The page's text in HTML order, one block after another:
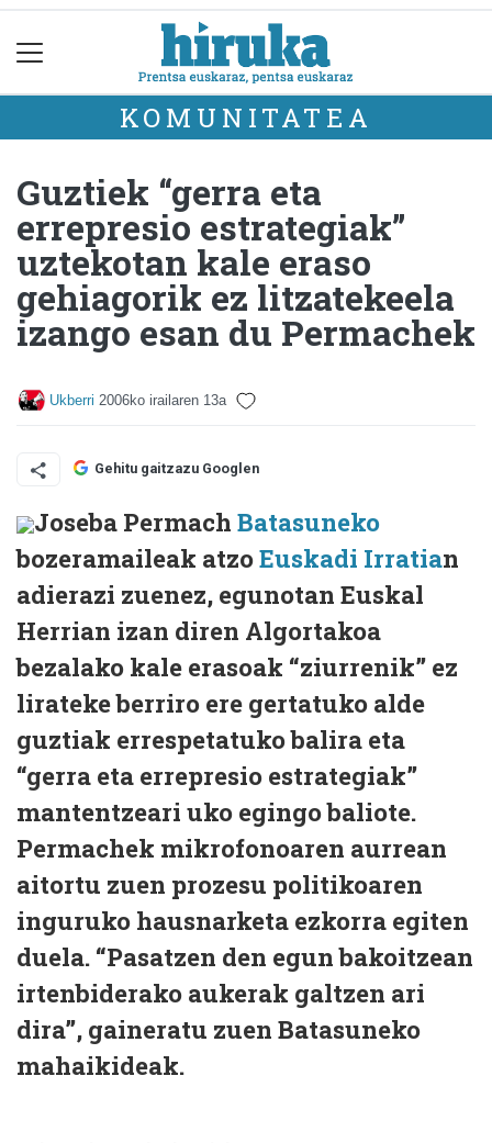
KOMUNITATEA
Guztiek “gerra eta
errepresio estrategiak”
uztekotan kale eraso
gehiagorik ez litzatekeela
izango esan du Permachek
Ukberri 2006ko irailaren 13a
Gehitu gaitzazu Googlen
Joseba Permach Batasuneko
bozeramaileak atzoEuskadi Irratian
adierazi zuenez, egunotan Euskal
Herrian izan diren Algortakoa
bezalako kale erasoak “ziurrenik” ez
lirateke berriro ere gertatuko alde
guztiak errespetatuko balira eta
“gerra eta errepresio estrategiak”
mantentzeari uko egingo baliote.
Permachek mikrofonoaren aurrean
aitortu zuen prozesu politikoaren
inguruko hausnarketa ezkorra egiten
duela. “Pasatzen den egun bakoitzean
irtenbiderako aukerak galtzen ari
dira”, gaineratu zuen Batasuneko
mahaikideak.